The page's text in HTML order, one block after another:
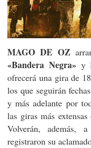
MAGO DE OZ
«Bandera Negra»y
ofrecerá una gira de
los que seguirán
y más adelante por
las giras más
Volverán, además,
registraron su